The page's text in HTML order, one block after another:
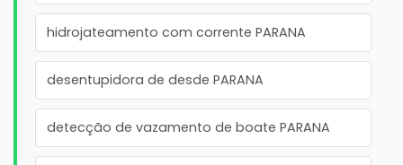
hidrojateamento com corrente PARANA
desentupidora de desde PARANA
detecção de vazamento de boate PARANA